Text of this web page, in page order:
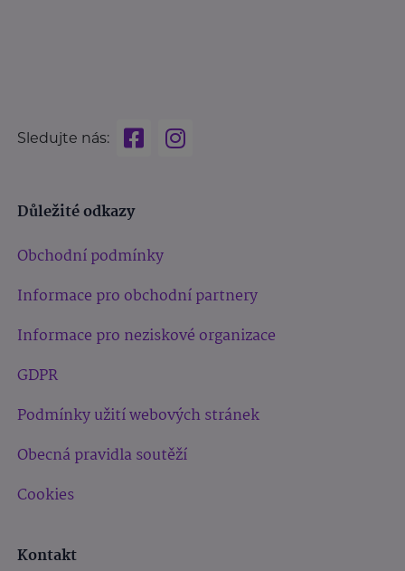
Sledujte nás:
Důležité odkazy
Obchodní podmínky
Informace pro obchodní partnery
Informace pro neziskové organizace
GDPR
Podmínky užití webových stránek
Obecná pravidla soutěží
Cookies
Kontakt